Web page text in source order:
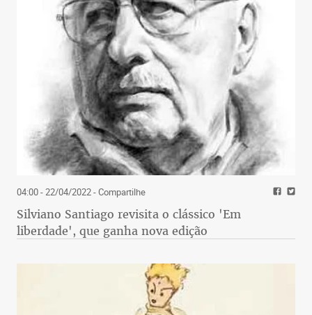
04:00 - 22/04/2022- Compartilhe
Silviano Santiago revisita o clássico 'Em
liberdade', que ganha nova edição